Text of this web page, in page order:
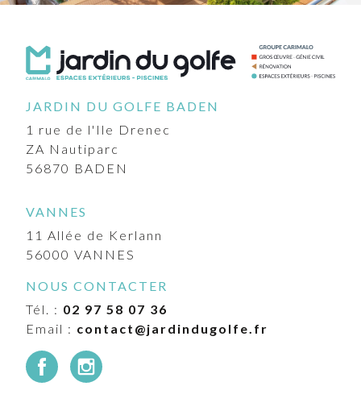
JARDIN DU GOLFE BADEN
1 rue de l'Ile Drenec
ZA Nautiparc
56870 BADEN
VANNES
11 Allée de Kerlann
56000 VANNES
NOUS CONTACTER
Tél. : 02 97 58 07 36
Email : contact@jardindugolfe.fr